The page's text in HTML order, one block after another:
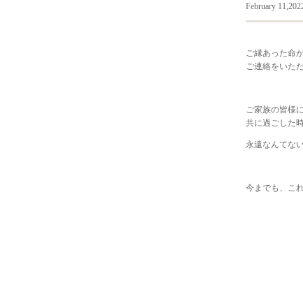
February
ご縁あった命
ご連絡をいた
ご家族の皆様
共に過ごした
永遠なんてな
今までも、こ